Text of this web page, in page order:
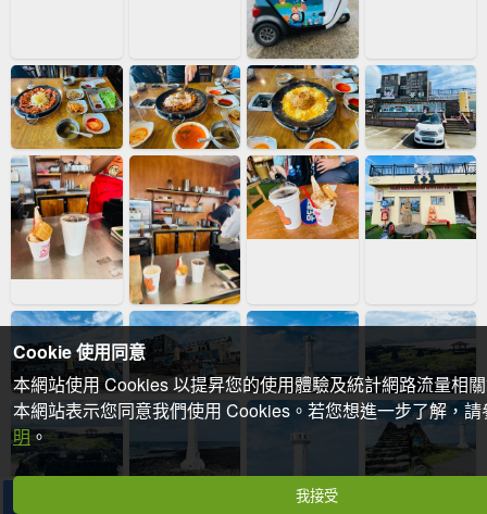
分享
Cookie 使用同意
本網站使用 Cookies 以提昇您的使用體驗及統計網路流量相
本網站表示您同意我們使用 Cookies。若您想進一步了解，
明。
我接受